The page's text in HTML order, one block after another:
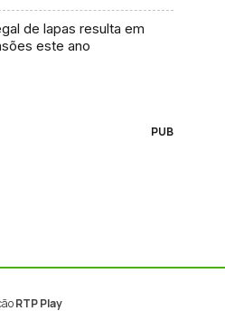
de lapas resulta em
este ano
PUB
RTP Play